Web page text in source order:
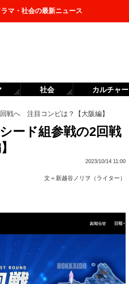
マ・社会の最新ニュース
回戦へ 注目コンビは？【大阪編】
ード組参戦の2回戦
2023/10/14 11:00
文＝ 新越谷ノリヲ（ライター）
社会 カルチャー